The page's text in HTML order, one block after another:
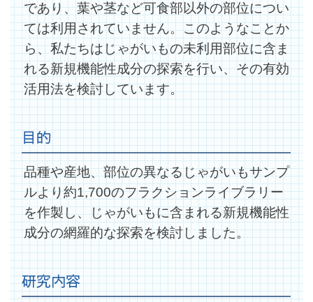
であり、葉や茎など可食部以外の部位につい
ては利用されていません。このようなことか
ら、私たちはじゃがいもの未利用部位に含ま
れる新規機能性成分の探索を行い、その有効
活用法を検討しています。
目的
品種や産地、部位の異なるじゃがいもサンプ
ルより約1,700のフラクションライブラリー
を作製し、じゃがいもに含まれる新規機能性
成分の網羅的な探索を検討しました。
研究内容